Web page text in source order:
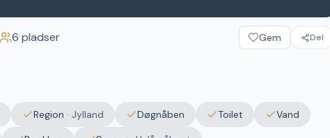
6 pladser Gem Del
Region · Jylland Døgnåben Toilet
Vand